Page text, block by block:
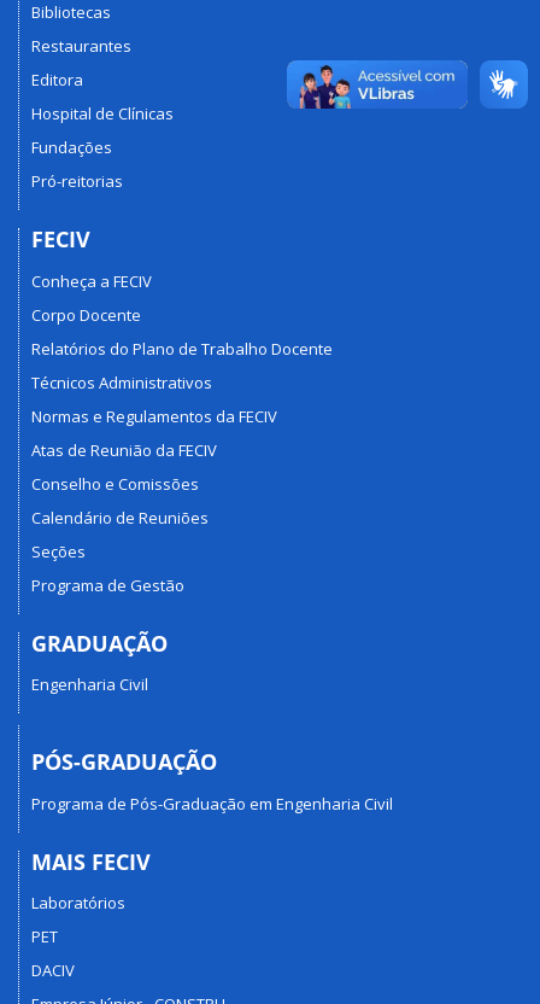
Bibliotecas
Restaurantes
Editora
Hospital de Clínicas
Fundações
Pró-reitorias
FECIV
Conheça a FECIV
Corpo Docente
Relatórios do Plano de Trabalho Docente
Técnicos Administrativos
Normas e Regulamentos da FECIV
Atas de Reunião da FECIV
Conselho e Comissões
Calendário de Reuniões
Seções
Programa de Gestão
GRADUAÇÃO
Engenharia Civil
PÓS-GRADUAÇÃO
Programa de Pós-Graduação em Engenharia Civil
MAIS FECIV
Laboratórios
PET
DACIV